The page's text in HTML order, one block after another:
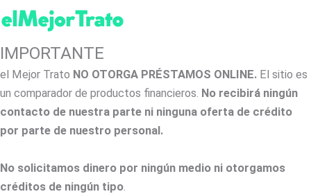
IMPORTANTE
el Mejor Trato NO OTORGA PRÉSTAMOS ONLINE. El sitio es
un comparador de productos financieros. No recibirá ningún
contacto de nuestra parte ni ninguna oferta de crédito
por parte de nuestro personal.
No solicitamos dinero por ningún medio ni otorgamos
créditos de ningún tipo.